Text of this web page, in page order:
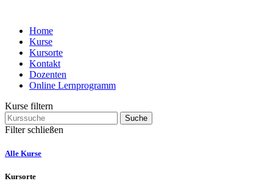
Home
Kurse
Kursorte
Kontakt
Dozenten
Online Lernprogramm
Kurse filtern
Suche
Filter schließen
Alle Kurse
Kursorte